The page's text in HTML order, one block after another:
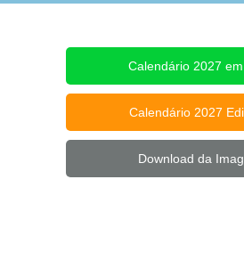
Calendário 2027
Calendário 2027
Download da